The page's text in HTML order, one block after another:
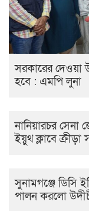
সরকারের দেওয়া
হবে : এমপি লুনা
নানিয়ারচর
ইয়ুথ ক্লাবে ক্রীড়া
সুনামগঞ্জে ডিসি
পালন করলো